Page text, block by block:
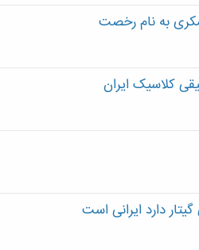
به نام رخصت
کلاسیک ایران
دارد ایرانی است